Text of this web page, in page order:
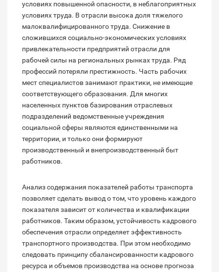
условиях повышенной опасности, в неблагоприятных
условиях труда. В отрасли высока доля тяжелого
малоквалифицированного труда. Снижение в
сложившихся социально-экономических условиях
привлекательности предприятий отрасли для
рабочей силы на региональных рынках труда. Ряд
профессий потеряли престижность. Часть рабочих
мест специалистов занимают практики, не имеющие
соответствующего образования. Для многих
населенных пунктов базирования отраслевых
подразделений ведомственные учреждения
социальной сферы являются единственными на
территории, и только они формируют
производственный и внепроизводственный быт
работников.
Анализ содержания показателей работы транспорта
позволяет сделать вывод о том, что уровень каждого
показателя зависит от количества и квалификации
работников. Таким образом, устойчивость кадрового
обеспечения отрасли определяет эффективность
транспортного производства. При этом необходимо
следовать принципу сбалансированности кадрового
ресурса и объемов производства на основе прогноза